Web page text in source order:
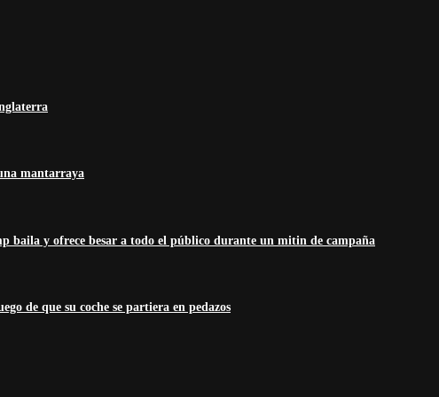
mantarraya
baila y ofrece besar a todo el público durante un mitin de campaña
de que su coche se partiera en pedazos